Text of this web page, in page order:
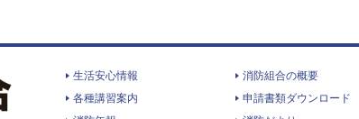
生活安心情報 消防組合の概要
各種講習案内
申請書類ダウンロード